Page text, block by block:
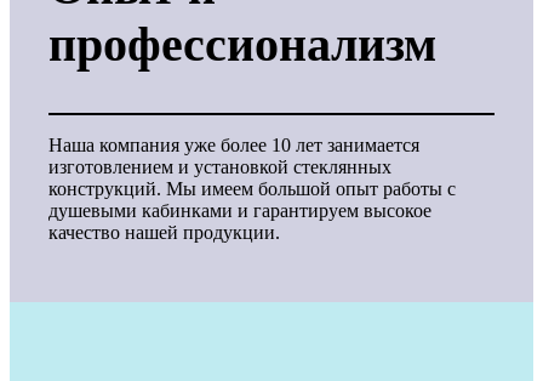
профессионализм
Наша компания уже более 10 лет занимается
изготовлением и установкой стеклянных
конструкций. Мы имеем большой опыт работы с
душевыми кабинками и гарантируем высокое
качество нашей продукции.